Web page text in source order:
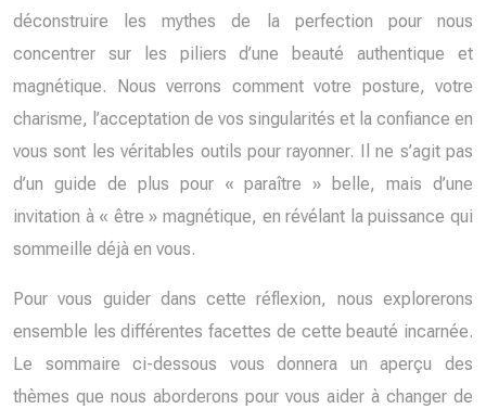
déconstruire les mythes de la perfection pour nous
concentrer sur les piliers d’une beauté authentique et
magnétique. Nous verrons comment votre posture, votre
charisme, l’acceptation de vos singularités et la confiance en
vous sont les véritables outils pour rayonner. Il ne s’agit pas
d’un guide de plus pour « paraître » belle, mais d’une
invitation à « être » magnétique, en révélant la puissance qui
sommeille déjà en vous.
Pour vous guider dans cette réflexion, nous explorerons
ensemble les différentes facettes de cette beauté incarnée.
Le sommaire ci-dessous vous donnera un aperçu des
thèmes que nous aborderons pour vous aider à changer de